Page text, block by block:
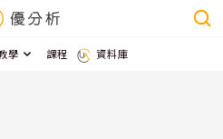
學 課程 資料庫